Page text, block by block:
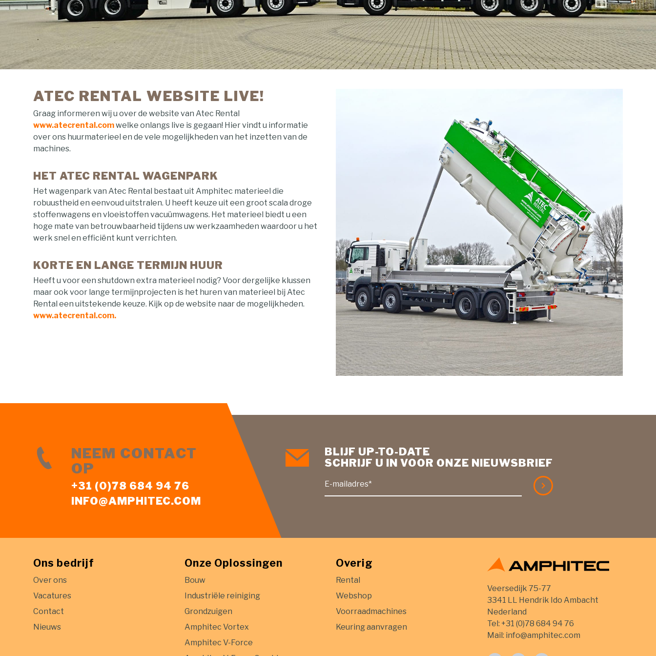
ATEC RENTAL WEBSITE LIVE!
Graag informeren wij u over de website van Atec Rental
www.atecrental.comwelke onlangs live is gegaan! Hier vindt u informatie
over ons huurmaterieel en de vele mogelijkheden van het inzetten van de
machines.
HET ATEC RENTAL WAGENPARK
Het wagenpark van Atec Rental bestaat uit Amphitec materieel die
robuustheid en eenvoud uitstralen. U heeft keuze uit een groot scala droge
stoffenwagens en vloeistoffen vacuümwagens. Het materieel biedt u een
hoge mate van betrouwbaarheid tijdens uw werkzaamheden waardoor u het
werk snel en efficiënt kunt verrichten.
KORTE EN LANGE TERMIJN HUUR
Heeft u voor een shutdown extra materieel nodig? Voor dergelijke klussen
maar ook voor lange termijnprojecten is het huren van materieel bij Atec
Rental een uitstekende keuze. Kijk op de website naar de mogelijkheden.
www.atecrental.com.
NEEM CONTACT
OP
+31 (0)78 684 94 76
INFO@AMPHITEC.COM
BLIJF UP-TO-DATE
SCHRIJF U IN VOOR ONZE NIEUWSBRIEF
E-mailadres*
Ons bedrijf
Over ons
Vacatures
Contact
Nieuws
Onze Oplossingen
Bouw
Industriële reiniging
Grondzuigen
Amphitec Vortex
Amphitec V-Force
Overig
Rental
Webshop
Voorraadmachines
Keuring aanvragen
Veersedijk 75-77
3341 LL Hendrik Ido Ambacht
Nederland
Tel: +31 (0)78 684 94 76
Mail: info@amphitec.com